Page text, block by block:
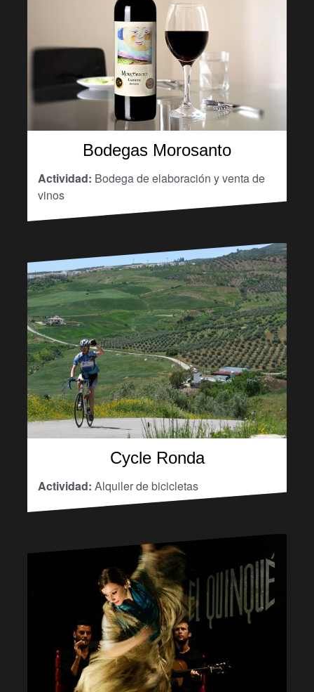
Bodegas Morosanto
Actividad: Bodega de elaboración y venta de
vinos
Cycle Ronda
Actividad: Alquiler de bicicletas